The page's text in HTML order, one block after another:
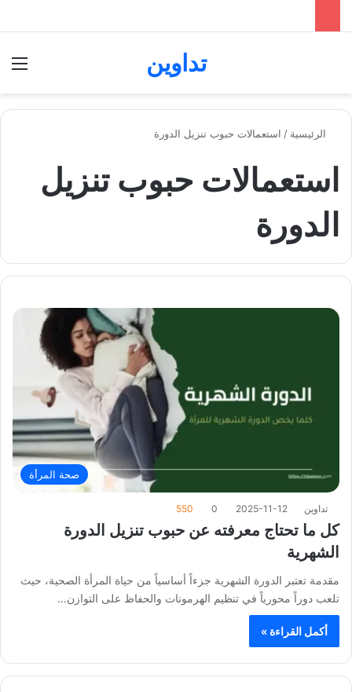
تداوين
الرئيسية / استعمالات حبوب تنزيل الدورة
استعمالات حبوب تنزيل
الدورة
صحة المرأة
تداوين 2025-11-12
0
550
كل ما تحتاج معرفته عن حبوب تنزيل الدورة
الشهرية
مقدمة تعتبر الدورة الشهرية جزءاً أساسياً من حياة المرأة الصحية، حيث
تلعب دوراً محورياً في تنظيم الهرمونات والحفاظ على التوازن…
أكمل القراءة »